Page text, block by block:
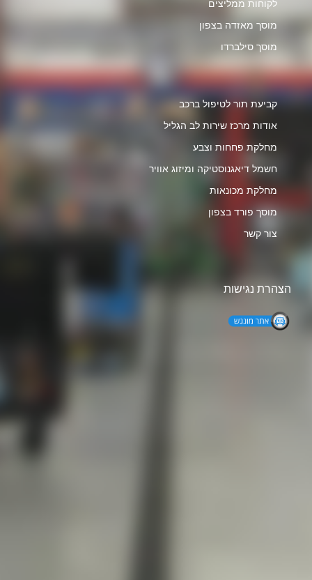
לקוחות ממליצים
מוסך מאזדה בצפון
מוסך סילברדו
קביעת תור לטיפול ברכב
אודות מרכז שירות לב הגליל
מחלקת פחחות וצבע
חשמל דיאגנוסטיקה ומיזוג אוויר
מחלקת מכונאות
מוסך פורד בצפון
צור קשר
הצהרת נגישות